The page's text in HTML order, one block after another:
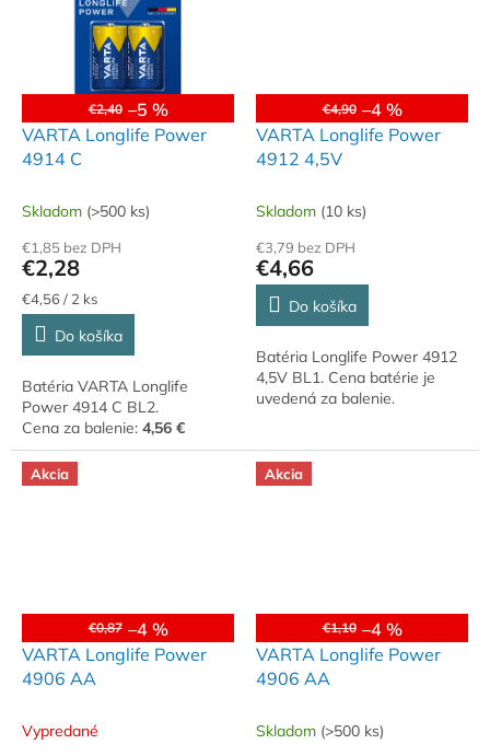
€2,40 –5 %
VARTA Longlife Power
4914 C
Skladom (>500 ks)
€1,85 bez DPH
€2,28
Jednotková
cena:
€4,56 / 2 ks
Do košíka
Batéria VARTA Longlife
Power 4914 C BL2.
Cena za balenie: 4,56 €
€4,90 –4 %
VARTA Longlife Power
4912 4,5V
Skladom (10 ks)
€3,79 bez DPH
€4,66
Do košíka
Batéria Longlife Power 4912
4,5V BL1. Cena batérie je
uvedená za balenie.
Akcia
€0,87 –4 %
VARTA Longlife Power
4906 AA
Vypredané
Akcia
€1,10 –4 %
VARTA Longlife Power
4906 AA
Skladom (>500 ks)